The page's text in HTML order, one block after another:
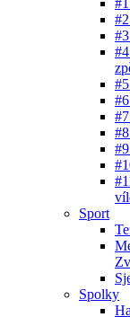
Sport
Spolky